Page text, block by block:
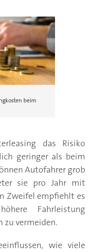
beim
das Risiko
geringer als beim
Autofahrer grob
sie pro Jahr mit
Zweifel empfiehlt es
Fahrleistung
zu vermeiden.
wie viele